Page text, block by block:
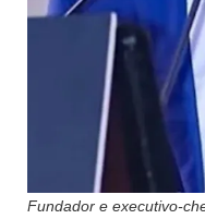
Fundador e executivo-